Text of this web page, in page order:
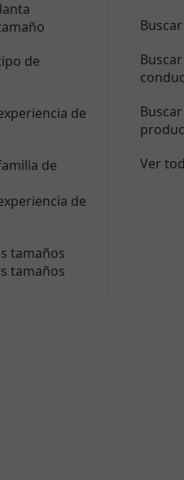
de
de
de
de
tamaños
tamaños
Ver